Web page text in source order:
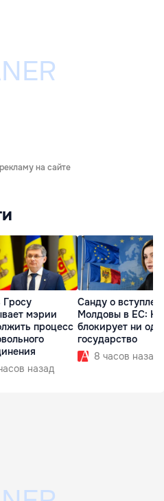
на сайте
Гросу
мэрии
процесс
назад
Санду о
Молдовы в ЕС:
блокирует ни
государство
8 часов назад